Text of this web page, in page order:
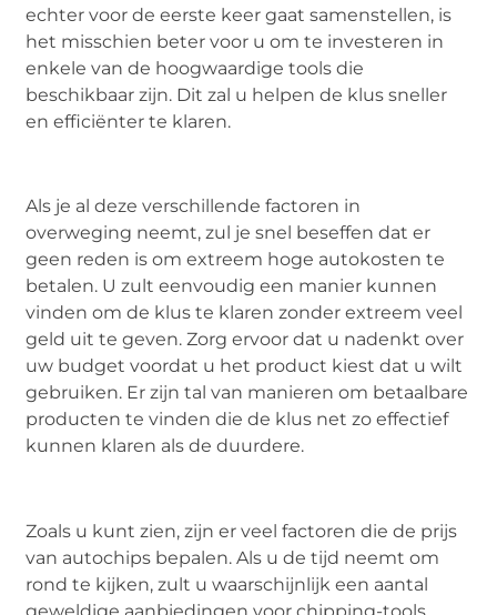
echter voor de eerste keer gaat samenstellen, is
het misschien beter voor u om te investeren in
enkele van de hoogwaardige tools die
beschikbaar zijn. Dit zal u helpen de klus sneller
en efficiënter te klaren.
Als je al deze verschillende factoren in
overweging neemt, zul je snel beseffen dat er
geen reden is om extreem hoge autokosten te
betalen. U zult eenvoudig een manier kunnen
vinden om de klus te klaren zonder extreem veel
geld uit te geven. Zorg ervoor dat u nadenkt over
uw budget voordat u het product kiest dat u wilt
gebruiken. Er zijn tal van manieren om betaalbare
producten te vinden die de klus net zo effectief
kunnen klaren als de duurdere.
Zoals u kunt zien, zijn er veel factoren die de prijs
van autochips bepalen. Als u de tijd neemt om
rond te kijken, zult u waarschijnlijk een aantal